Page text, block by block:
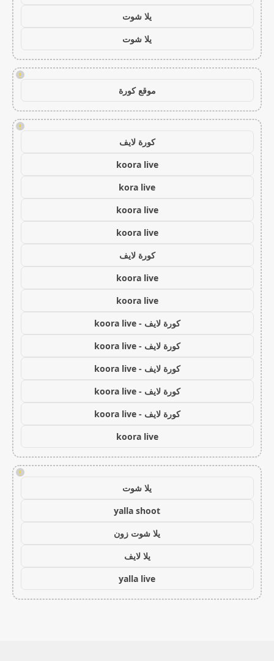
يلا شوت
يلا شوت
!
موقع كورة
!
كورة لايف
koora live
kora live
koora live
koora live
كورة لايف
koora live
koora live
كورة لايف - koora live
كورة لايف - koora live
كورة لايف - koora live
كورة لايف - koora live
كورة لايف - koora live
koora live
!
يلا شوت
yalla shoot
يلا شوت زون
يلا لايف
yalla live